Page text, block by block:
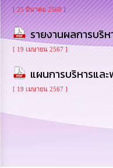
แผนการ
ใช้
จ่าย
งบ
ประมาณ
ประจำ
ปี
บริหาร
[ 25 มีนาคม 2568 ]
รายงานผลการบริ
[ 19 เมษายน 2567 ]
แผนการบริหารแล
[ 19 เมษายน 2567 ]